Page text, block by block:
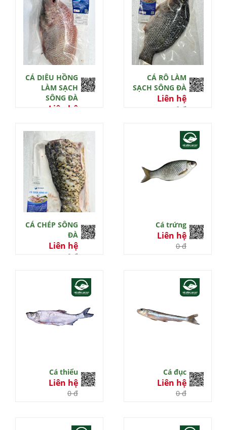
CÁ DIÊU HỒNG
LÀM SẠCH
SÔNG ĐÀ
Liên hệ
CÁ RÔ LÀM
SẠCH SÔNG ĐÀ
Liên hệ
0 đ
CÁ CHÉP SÔNG
ĐÀ
Liên hệ
0 đ
Cá trứng
Liên hệ
0 đ
Cá thiểu
Liên hệ
0 đ
Cá đục
Liên hệ
0 đ